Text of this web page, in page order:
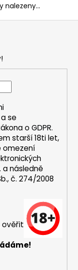
nalezeny...
se
oGDPR.
starší 18ti let,
omezení
a následně
č. 274/2008
ověřit